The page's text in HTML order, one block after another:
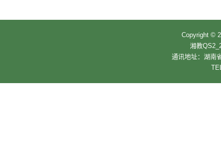
Copyright ©
湘教
通讯地址：湖南